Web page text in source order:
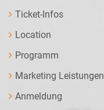
Ticket-Infos
Location
Programm
Marketing Leistungen
Anmeldung